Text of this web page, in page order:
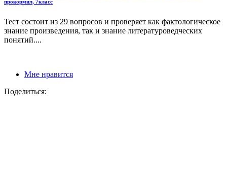
прокормил, 7класс
Тест состоит из 29 вопросов и проверяет как фактологическое
знание произведения, так и знание литературоведческих
понятий....
Мне нравится
Поделиться: